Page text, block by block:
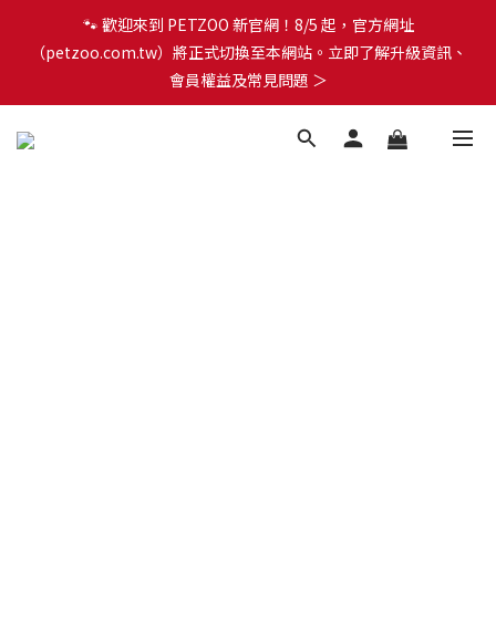
🐾 歡迎來到 PETZOO 新官網！8/5 起，官方網址
（petzoo.com.tw）將正式切換至本網站。立即了解升級資訊、
會員權益及常見問題 ＞
🐾 歡迎來到 PETZOO 新官網！8/5 起，官方網址
（petzoo.com.tw）將正式切換至本網站。立即了解升級資訊、
會員權益及常見問題 ＞
✨【新朋友見面禮】現在註冊即領 $100 購物金！全館滿 $1,500 享